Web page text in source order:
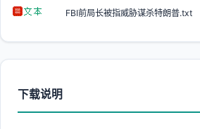
FBI前局长被指威胁谋杀特朗普.txt
下载说明